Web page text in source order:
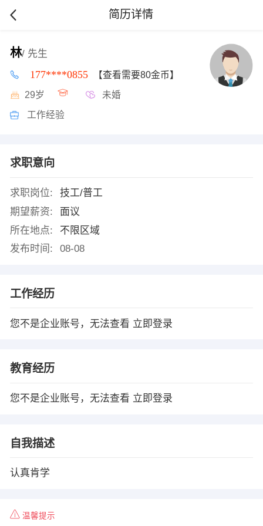
简历详情
林/ 先生
177****0855 【查看需要80金币】
29岁 未婚
工作经验
求职意向
求职岗位:
技工/普工
期望薪资:
面议
所在地点:
不限区域
发布时间:
08-08
工作经历
您不是企业账号，无法查看 立即登录
教育经历
您不是企业账号，无法查看 立即登录
自我描述
认真肯学
温馨提示